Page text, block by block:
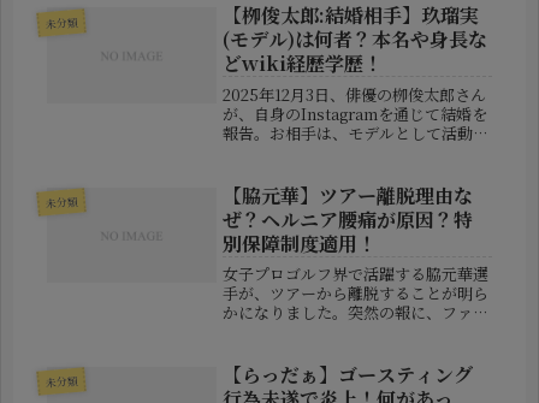
未分類
【栁俊太郎:結婚相手】玖瑠実
(モデル)は何者？本名や身長な
どwiki経歴学歴！
2025年12月3日、俳優の栁俊太郎さん
が、自身のInstagramを通じて結婚を
報告。お相手は、モデルとして活動す
プル」「意外な組み合わせだけどお似
合い！」と祝福の声が...
未分類
【脇元華】ツアー離脱理由な
ぜ？ヘルニア腰痛が原因？特
別保障制度適用！
女子プロゴルフ界で活躍する脇元華選
手が、ツアーから離脱することが明ら
かになりました。突然の報に、ファン
いるのは「腰の状態」。さらに、昨年
末には椎間板ヘルニアの手術を受けて
未分類
【らっだぁ】ゴースティング